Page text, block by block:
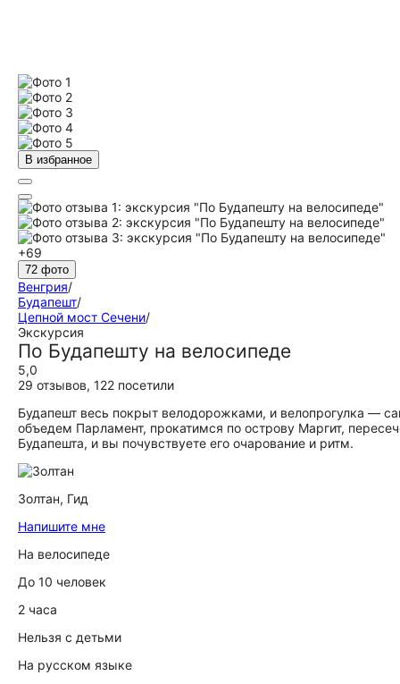
В избранное
+69
72 фото
Венгрия/
Будапешт/
Цепной мост Сечени/
Экскурсия
По Будапешту на велосипеде
5,0
29 отзывов, 122 посетили
Будапешт весь покрыт велодорожками, и велопрогулка —
объедем Парламент, прокатимся по острову Маргит,
Будапешта, и вы почувствуете его очарование и ритм.
Золтан, Гид
Напишите мне
На велосипеде
До 10 человек
2 часа
Нельзя с детьми
На русском языке